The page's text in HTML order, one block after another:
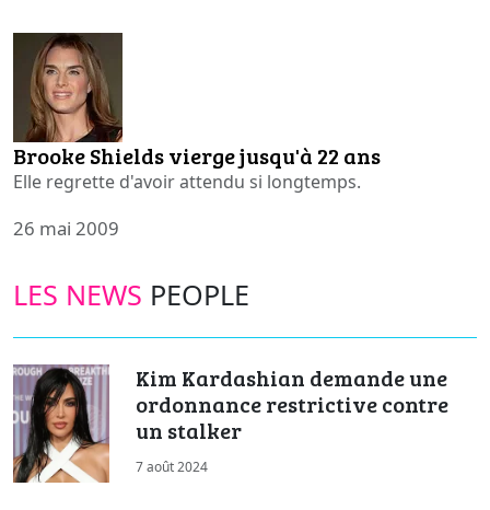
Brooke Shields vierge jusqu'à 22 ans
Elle regrette d'avoir attendu si longtemps.
26 mai 2009
LES NEWS PEOPLE
Kim Kardashian demande une
ordonnance restrictive contre
un stalker
7 août 2024